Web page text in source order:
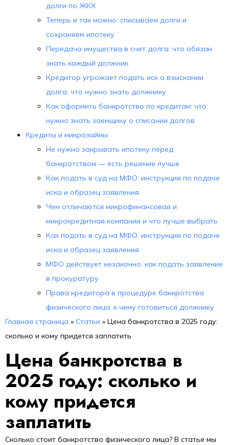
долги по ЖКХ
Теперь и так можно: списываем долги и
сохраняем ипотеку
Передача имущества в счет долга: что обязан
знать каждый должник
Кредитор угрожает подать иск о взыскании
долга: что нужно знать должнику
Как оформить банкротство по кредитам: что
нужно знать заемщику о списании долгов
Кредиты и микрозаймы
Не нужно закрывать ипотеку перед
банкротством — есть решение лучше
Как подать в суд на МФО: инструкция по подаче
иска и образец заявления
Чем отличаются микрофинансовая и
микрокредитная компании и что лучше выбрать
Как подать в суд на МФО: инструкция по подаче
иска и образец заявления
МФО действует незаконно: как подать заявление
в прокуратуру
Права кредитора в процедуре банкротства
физического лица: к чему готовиться должнику
Главная страница » Статьи » Цена банкротства в 2025 году:
сколько и кому придется заплатить
Цена банкротства в
2025 году: сколько и
кому придется
заплатить
Сколько стоит банкротство физического лица? В статье мы